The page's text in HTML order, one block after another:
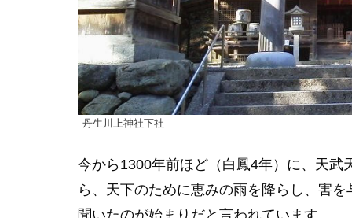
丹生川上神社下社
今から1300年前ほど（白鳳4年）に、天
ら、天下のために恵みの雨を降らし、害
聞いたのが始まりだと言われています。